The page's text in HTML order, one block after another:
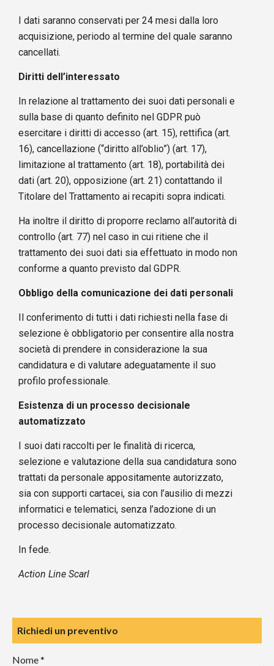
I dati saranno conservati per 24 mesi dalla loro
acquisizione, periodo al termine del quale saranno
cancellati.
Diritti dell’interessato
In relazione al trattamento dei suoi dati personali e
sulla base di quanto definito nel GDPR può
esercitare i diritti di accesso (art. 15), rettifica (art.
16), cancellazione (“diritto all’oblio”) (art. 17),
limitazione al trattamento (art. 18), portabilità dei
dati (art. 20), opposizione (art. 21) contattando il
Titolare del Trattamento ai recapiti sopra indicati.
Ha inoltre il diritto di proporre reclamo all’autorità di
controllo (art. 77) nel caso in cui ritiene che il
trattamento dei suoi dati sia effettuato in modo non
conforme a quanto previsto dal GDPR.
Obbligo della comunicazione dei dati personali
Il conferimento di tutti i dati richiesti nella fase di
selezione è obbligatorio per consentire alla nostra
società di prendere in considerazione la sua
candidatura e di valutare adeguatamente il suo
profilo professionale.
Esistenza di un processo decisionale
automatizzato
I suoi dati raccolti per le finalità di ricerca,
selezione e valutazione della sua candidatura sono
trattati da personale appositamente autorizzato,
sia con supporti cartacei, sia con l’ausilio di mezzi
informatici e telematici, senza l’adozione di un
processo decisionale automatizzato.
In fede.
Action Line Scarl
Richiedi un preventivo
Nome *